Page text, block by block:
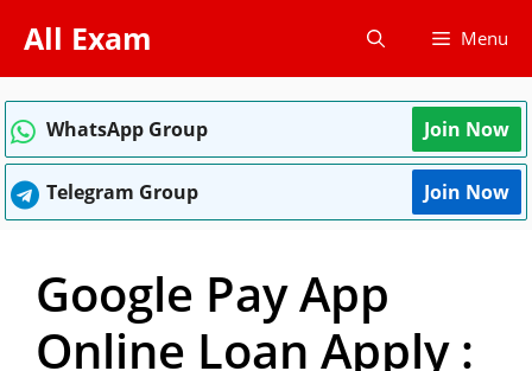
content
All Exam Menu
WhatsApp Group Join Now
Telegram Group Join Now
Google Pay App
Online Loan Apply :